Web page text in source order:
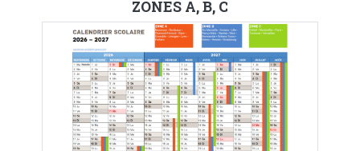
ZONES A, B, C